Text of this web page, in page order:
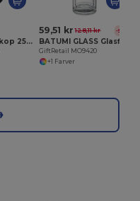
FALUN Termo kop 250 ml
59,51 kr 128,11 kr -54%
GiftRetail MO9420
+1 Farver